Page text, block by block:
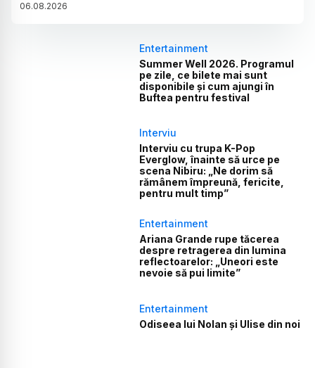
06.08.2026
Entertainment
Summer Well 2026. Programul
pe zile, ce bilete mai sunt
disponibile și cum ajungi în
Buftea pentru festival
Interviu
Interviu cu trupa K-Pop
Everglow, înainte să urce pe
scena Nibiru: „Ne dorim să
rămânem împreună, fericite,
pentru mult timp”
Entertainment
Ariana Grande rupe tăcerea
despre retragerea din lumina
reflectoarelor: „Uneori este
nevoie să pui limite”
Entertainment
Odiseea lui Nolan și Ulise din noi